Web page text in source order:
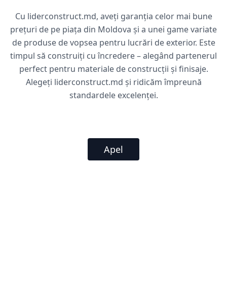
Cu liderconstruct.md, aveți garanția celor mai bune
prețuri de pe piața din Moldova și a unei game variate
de produse de vopsea pentru lucrări de exterior. Este
timpul să construiți cu încredere – alegând partenerul
perfect pentru materiale de construcții și finisaje.
Alegeți liderconstruct.md și ridicăm împreună
standardele excelenței.
Apel